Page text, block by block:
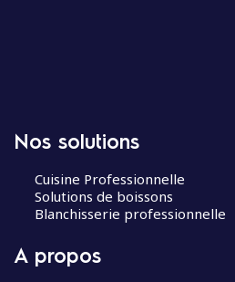
Nos solutions
Cuisine Professionnelle
Solutions de boissons
Blanchisserie professionnelle
A propos